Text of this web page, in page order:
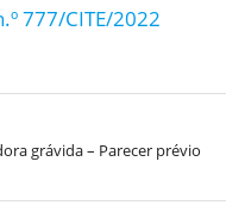
777/CITE/2022
grávida – Parecer prévio